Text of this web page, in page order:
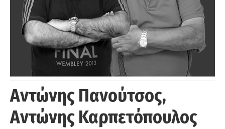
Αντώνης Πανούτσος,
Αντώνης Καρπετόπουλος